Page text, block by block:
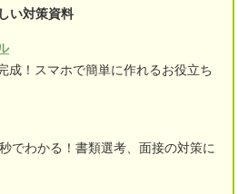
い対策資料
成！スマホで簡単に作れるお役立ち
でわかる！書類選考、面接の対策に